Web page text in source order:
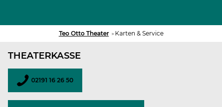
Sie
hier:
Teo Otto Theater Karten & Service
THEATERKASSE
02191 16 26 50